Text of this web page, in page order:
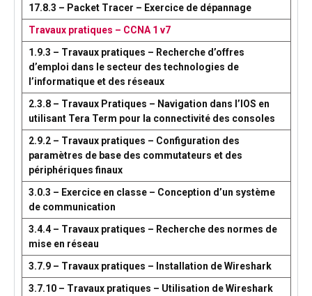
17.8.3 – Packet Tracer – Exercice de dépannage
Travaux pratiques – CCNA 1 v7
1.9.3 – Travaux pratiques – Recherche d’offres
d’emploi dans le secteur des technologies de
l’informatique et des réseaux
2.3.8 – Travaux Pratiques – Navigation dans l’IOS en
utilisant Tera Term pour la connectivité des consoles
2.9.2 – Travaux pratiques – Configuration des
paramètres de base des commutateurs et des
périphériques finaux
3.0.3 – Exercice en classe – Conception d’un système
de communication
3.4.4 – Travaux pratiques – Recherche des normes de
mise en réseau
3.7.9 – Travaux pratiques – Installation de Wireshark
3.7.10 – Travaux pratiques – Utilisation de Wireshark